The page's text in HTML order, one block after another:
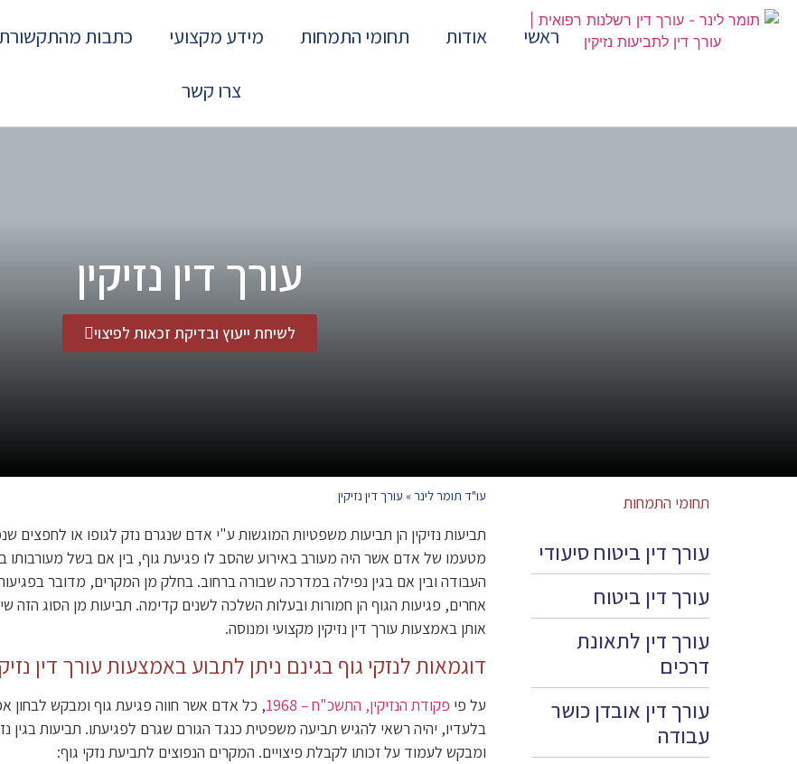
ראשי אודות תחומי התמחות מידע מקצועי כתבות
צרו קשר
עורך דין נזיקין
לשיחת ייעוץ ובדיקת זכאות לפיצוי
תחומי התמחות
עורך דין ביטוח סיעודי
עורך דין ביטוח
עורך דין לתאונת
דרכים
עורך דין אובדן כושר
עבודה
עו"ד תומר לינר» עורך דין נזיקין
תביעות נזיקין הן תביעות משפטיות המוגשות ע"י אדם שנגרם נזק לגופו או לחפצים
מטעמו של אדם אשר היה מעורב באירוע שהסב לו פגיעת גוף, בין אם בשל
העבודה ובין אם בגין נפילה במדרכה שבורה ברחוב. בחלק מן המקרים, מדובר
אחרים, פגיעות הגוף הן חמורות ובעלות השלכה לשנים קדימה. תביעות מן הסוג הזה
אותן באמצעות עורך דין נזיקין מקצועי ומנוסה.
דוגמאות לנזקי גוף בגינם ניתן לתבוע באמצעות עורך דין
על פי פקודת הנזיקין, התשכ"ח – 1968
, כל אדם אשר חווה פגיעת גוף ומבקש לבחון
בלעדיו, יהיה רשאי להגיש תביעה משפטית כנגד הגורם שגרם לפגיעתו. תביעות בגין
ומבקש לעמוד על זכותו לקבלת פיצויים. המקרים הנפוצים לתביעת נזקי גוף: